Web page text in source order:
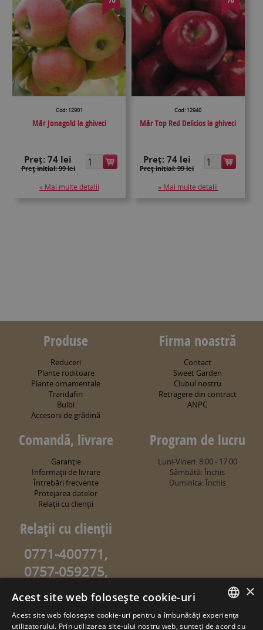
Cod: 12901
Măr Jonagold la ghiveci
Preț:74 lei
Preţ inițial: 99 lei
» Mai multe detalii
Cod: 12940
Măr Top Red Delicios la ghiveci
Preț: 74 lei
Preţ inițial: 99 lei
» Mai multe detalii
Produse
Reduceri
Plante roditoare
Plante ornamentale
Trandafiri
Bulbi
Accesorii de grădină
Firma noastră
Contact
Sweet Garden
Clubul nostru
Retragere din contract
ANPC
Comandă, livrare
Garanţie
Informaţii de livrare
Întrebări frecvente
Protejarea datelor
Relaţii cu clienţii
Program de lucru
Luni-Vineri: 8:00 - 17:00
Sâmbătă: Închis
Duminica: Închis
Relaţii cu clienţii
0771-400771,
0757-059275,
0757-059274
info@sweetgarden.ro
ROMANIAN
×
Acest site web folosește cookie-uri
Acest site web folosește cookie-uri pentru a îmbunătăți experiența
utilizatorului. Prin utilizarea site-ului nostru web, sunteți de acord cu